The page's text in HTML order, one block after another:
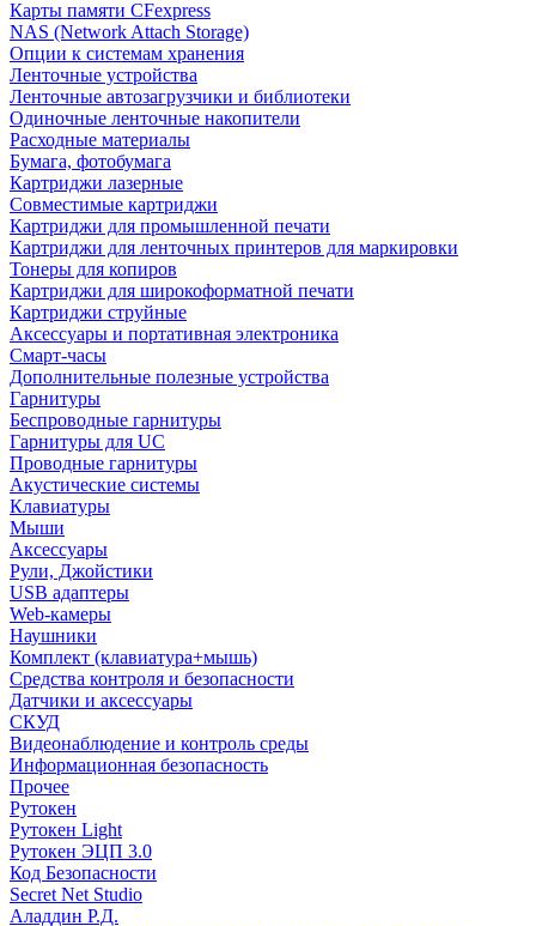
Карты памяти CFexpress
NAS (Network Attach Storage)
Опции к системам хранения
Ленточные устройства
Ленточные автозагрузчики и библиотеки
Одиночные ленточные накопители
Расходные материалы
Бумага, фотобумага
Картриджи лазерные
Совместимые картриджи
Картриджи для промышленной печати
Картриджи для ленточных принтеров для маркировки
Тонеры для копиров
Картриджи для широкоформатной печати
Картриджи струйные
Аксессуары и портативная электроника
Смарт-часы
Дополнительные полезные устройства
Гарнитуры
Беспроводные гарнитуры
Гарнитуры для UC
Проводные гарнитуры
Акустические системы
Клавиатуры
Мыши
Аксессуары
Рули, Джойстики
USB адаптеры
Web-камеры
Наушники
Комплект (клавиатура+мышь)
Средства контроля и безопасности
Датчики и аксессуары
СКУД
Видеонаблюдение и контроль среды
Информационная безопасность
Прочее
Рутокен
Рутокен Light
Рутокен ЭЦП 3.0
Код Безопасности
Secret Net Studio
Аладдин Р.Д.